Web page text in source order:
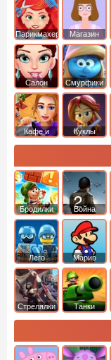
Парикмахер Магазин
Салон Смурфики
Кафе и
Куклы
Бродилки Война
Лего Марио
Стрелялки Танки